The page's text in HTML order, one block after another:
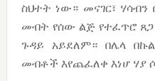
ስህተት ነው። መናገር፣ ሃሳብን
መብት የሰው ልጅ የተፈጥሮ ጸጋ
ጉዳይ አይደለም። በሌላ
መብቶች እየጨፈለቀ እነሆ ሃያ